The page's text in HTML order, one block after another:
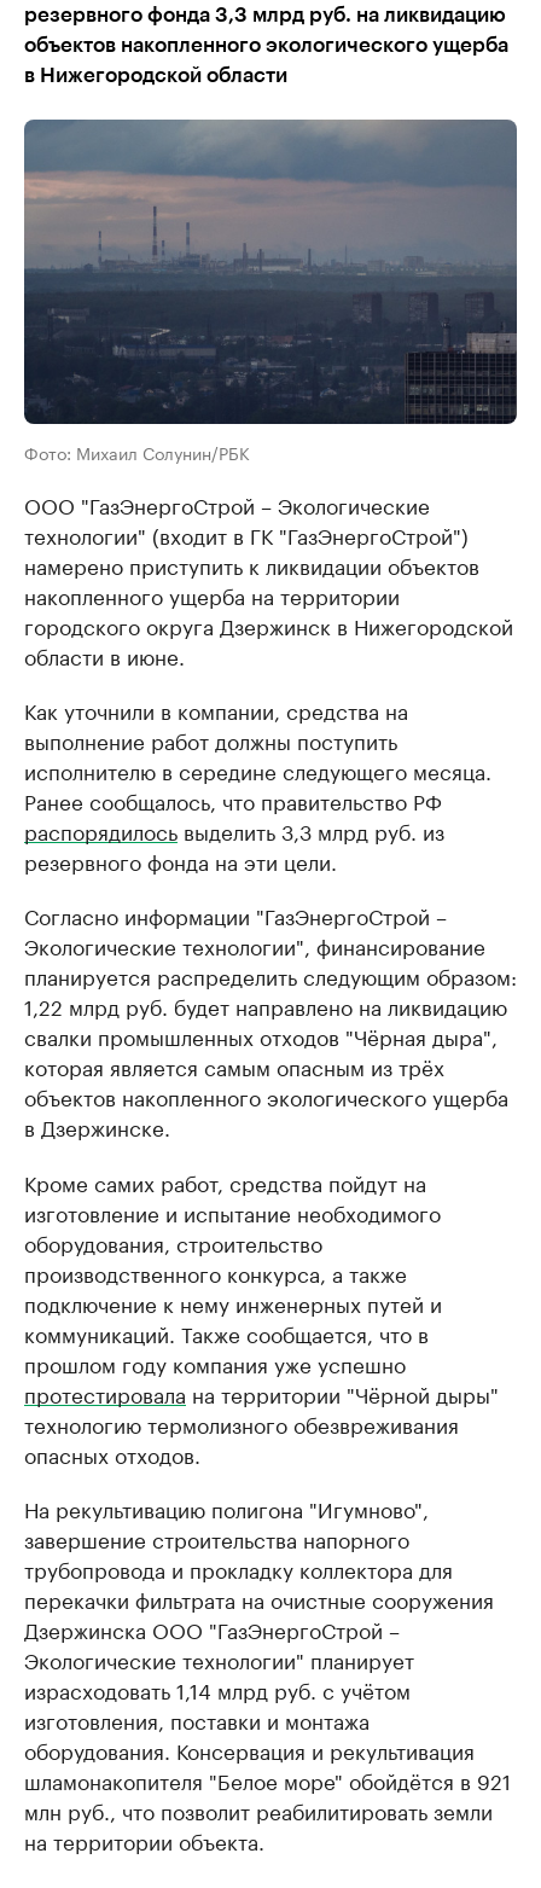
резервного фонда 3,3 млрд руб. на ликвидацию
объектов накопленного экологического ущерба
в Нижегородской области
Фото: Михаил Солунин/РБК
ООО "ГазЭнергоСтрой – Экологические
технологии" (входит в ГК "ГазЭнергоСтрой")
намерено приступить к ликвидации объектов
накопленного ущерба на территории
городского округа Дзержинск в Нижегородской
области в июне.
Как уточнили в компании, средства на
выполнение работ должны поступить
исполнителю в середине следующего месяца.
Ранее сообщалось, что правительство РФ
распорядилось выделить 3,3 млрд руб. из
резервного фонда на эти цели.
Согласно информации "ГазЭнергоСтрой –
Экологические технологии", финансирование
планируется распределить следующим образом:
1,22 млрд руб. будет направлено на ликвидацию
свалки промышленных отходов "Чёрная дыра",
которая является самым опасным из трёх
объектов накопленного экологического ущерба
в Дзержинске.
Кроме самих работ, средства пойдут на
изготовление и испытание необходимого
оборудования, строительство
производственного конкурса, а также
подключение к нему инженерных путей и
коммуникаций​. Также сообщается, что в
прошлом году компания уже успешно
протестировала на территории "Чёрной дыры"
технологию термолизного обезвреживания
опасных отходов.
На рекультивацию полигона "Игумново",
завершение строительства напорного
трубопровода и прокладку коллектора для
перекачки фильтрата на очистные сооружения
Дзержинска ООО "ГазЭнергоСтрой –
Экологические технологии" планирует
израсходовать 1,14 млрд руб. с учётом
изготовления, поставки и монтажа
оборудования. Консервация и рекультивация
шламонакопителя "Белое море" обойдётся в 921
млн руб., что позволит реабилитировать земли
на территории объекта.